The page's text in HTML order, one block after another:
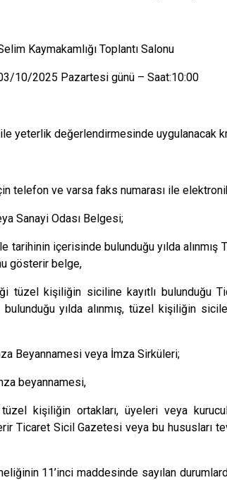
Kaymakamlığı Toplantı Salonu
10/2025 Pazartesi günü – Saat:10:00
yeterlik değerlendirmesinde uygulanacak
telefon ve varsa faks numarası ile
Sanayi Odası Belgesi;
tarihinin içerisinde bulunduğu yılda alınmış
gösterir belge,
tüzel kişiliğin siciline kayıtlı bulunduğu
yılda alınmış, tüzel kişiliğin
Beyannamesi veya İmza Sirküleri;
beyannamesi,
kişiliğin ortakları, üyeleri veya
Ticaret Sicil Gazetesi veya bu hususları
11’inci maddesinde sayılan